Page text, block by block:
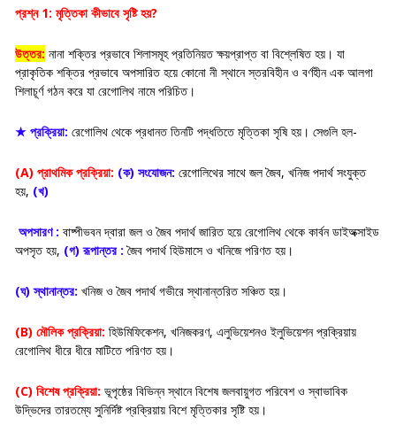
প্রশ্ন 1: মৃত্তিকা কীভাবে সৃষ্টি হয়?
উত্তর: নানা শক্তির প্রভাবে শিলাসমূহ প্রতিনিয়ত ক্ষয়প্রাপ্ত বা বিশ্লেষিত হয়। যা
প্রাকৃতিক শক্তির প্রভাবে অপসারিত হয়ে কোনো নী স্থানে স্তরবিহীন ও বর্ণহীন এক আলগা
শিলাচূর্ণ গঠন করে যা রেগোলিথ নামে পরিচিত।
★ প্রক্রিয়া: রেগোলিথ থেকে প্রধানত তিনটি পদ্ধতিতে মৃত্তিকা সৃষি হয়। সেগুলি হল-
(A) প্রাথমিক প্রক্রিয়া: (ক) সংযোজন: রেগোলিথের সাথে জল জৈব, খনিজ পদার্থ সংযুক্ত
হয়, (খ)
অপসারণ : বাষ্পীভবন দ্বারা জল ও জৈব পদার্থ জারিত হয়ে রেগোলিথ থেকে কার্বন ডাইঅক্সাইড
অপসৃত হয়, (গ) রূপান্তর : জৈব পদার্থ হিউমাসে ও খনিজে পরিণত হয়।
(ঘ) স্থানান্তর: খনিজ ও জৈব পদার্থ গভীরে স্থানান্তরিত সঞ্চিত হয়।
(B) মৌলিক প্রক্রিয়া: হিউমিফিকেশন, খনিজকরণ, এলুভিয়েশনও ইলুভিয়েশন প্রক্রিয়ায়
রেগোলিথ ধীরে ধীরে মাটিতে পরিণত হয়।
(C) বিশেষ প্রক্রিয়া: ভূপৃষ্ঠের বিভিন্ন স্থানে বিশেষ জলবায়ুগত পরিবেশ ও স্বাভাবিক
উদ্ভিদের তারতম্যে সুনির্দিষ্ট প্রক্রিয়ায় বিশে মৃত্তিকার সৃষ্টি হয়।